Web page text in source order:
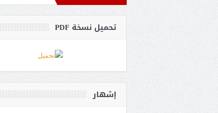
تتمسك بالمدرسة الإسبانية: رافائيل بينيتيز أبرز المرشحين لخلافة بيتكوفيتش
تحميل نسخة PDF
إشهار